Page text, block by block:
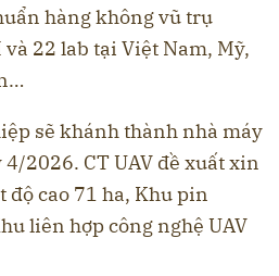
hàng không vũ trụ
và 22 lab tại Việt Nam, Mỹ,
sẽ khánh thành nhà máy
2026. CT UAV đề xuất xin
cao 71 ha, Khu pin
liên hợp công nghệ UAV